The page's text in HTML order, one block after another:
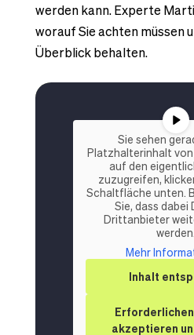
werden kann. Experte
worauf Sie achten müssen
Überblick behalten.
Sie sehen
Platzhalterinhalt
auf den
zuzugreifen,
Schaltfläche unten.
Sie, dass dabei
Drittanbieter
werden.
Mehr
Inhalt
akzeptieren